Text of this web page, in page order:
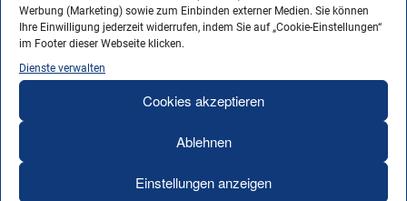
Werbung (Marketing) sowie zum Einbinden externer Medien. Sie können
Ihre Einwilligung jederzeit widerrufen, indem Sie auf „Cookie-Einstellungen“
im Footer dieser Webseite klicken.
Dienste verwalten
Cookies akzeptieren
Ablehnen
Einstellungen anzeigen
← Vorheriges Nächstes →